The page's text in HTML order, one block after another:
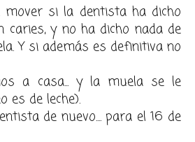
si la dentista ha dicho
caries, y no ha dicho nada de
Y si además es definitiva no
a casa... y la muela se le
es de leche).
de nuevo.... para el 16 de